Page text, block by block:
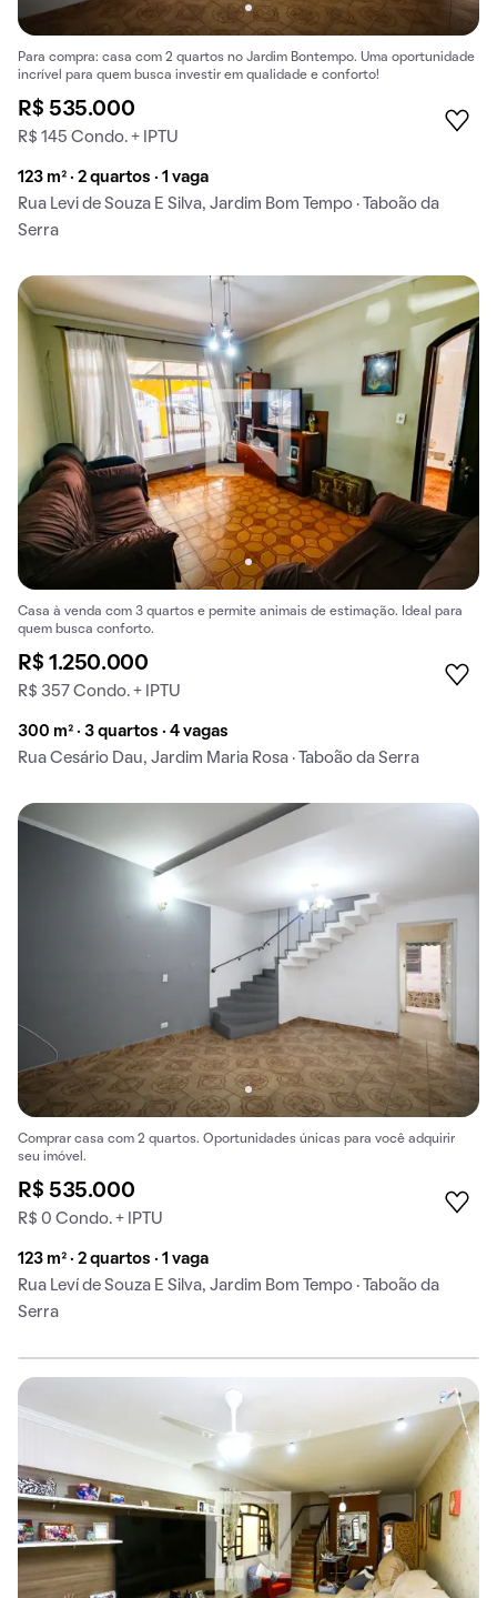
Para compra: casa com 2 quartos no Jardim Bontempo. Uma oportunidade
incrível para quem busca investir em qualidade e conforto!
R$ 535.000
R$ 145 Condo. + IPTU
123 m² · 2 quartos · 1 vaga
Rua Levi de Souza E Silva, Jardim Bom Tempo · Taboão da
Serra
Casa à venda com 3 quartos e permite animais de estimação. Ideal para
quem busca conforto.
R$ 1.250.000
R$ 357 Condo. + IPTU
300 m² · 3 quartos · 4 vagas
Rua Cesário Dau, Jardim Maria Rosa · Taboão da Serra
Comprar casa com 2 quartos. Oportunidades únicas para você adquirir
seu imóvel.
R$ 535.000
R$ 0 Condo. + IPTU
123 m² · 2 quartos · 1 vaga
Rua Leví de Souza E Silva, Jardim Bom Tempo · Taboão da
Serra